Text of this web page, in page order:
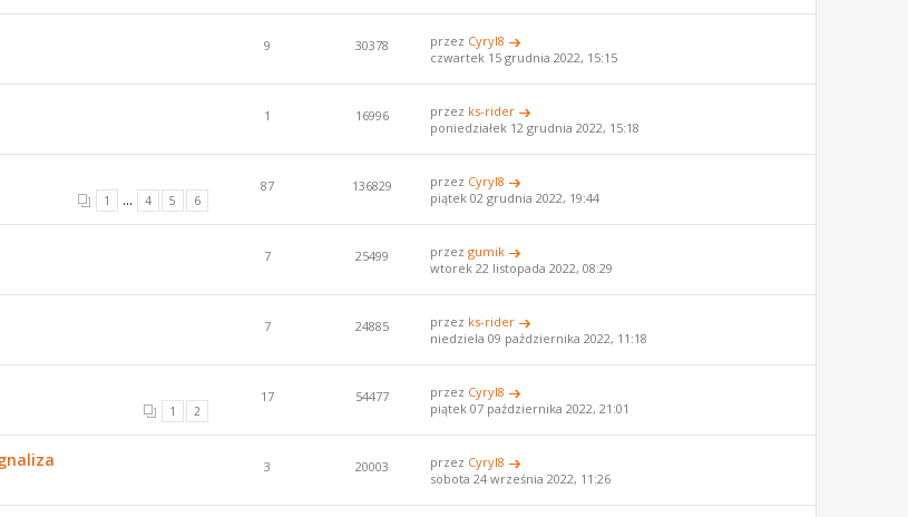
9 30378 przez Cyryl8
czwartek 15 grudnia 2022, 15:15
1 16996 przez ks-rider
poniedziałek 12 grudnia 2022, 15:18
1 ... 4 5 6
87 136829 przez Cyryl8
piątek 02 grudnia 2022, 19:44
7 25499 przezgumik
wtorek 22 listopada 2022, 08:29
7 24885 przez ks-rider
niedziela 09 października 2022, 11:18
1 2
17 54477 przez Cyryl8
piątek 07 października 2022, 21:01
3 20003 przez Cyryl8
sobota 24 września 2022, 11:26